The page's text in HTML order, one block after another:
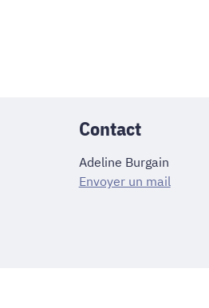
Contact
Adeline Burgain
Envoyer un mail